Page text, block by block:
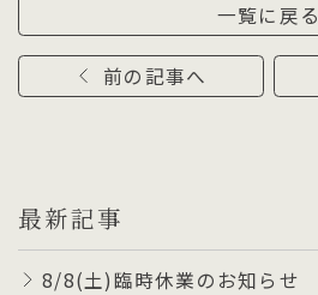
前の記事へ
一覧に戻る
最新記事
8/8(土)臨時休業のお知らせ